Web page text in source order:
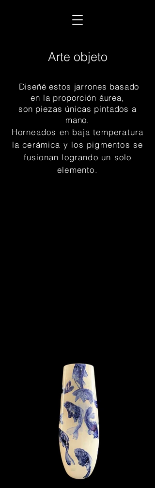
Arte objeto
Diseñé estos jarrones basado
en la proporción áurea,
son piezas únicas pintados a
mano.
Horneados en baja temperatura
la cerámica y los pigmentos se
fusionan logrando un solo
elemento.